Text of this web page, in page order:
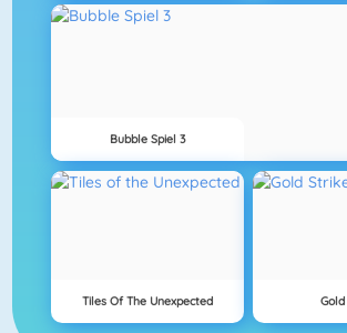
Bubble Spiel 3
Tiles Of The Unexpected